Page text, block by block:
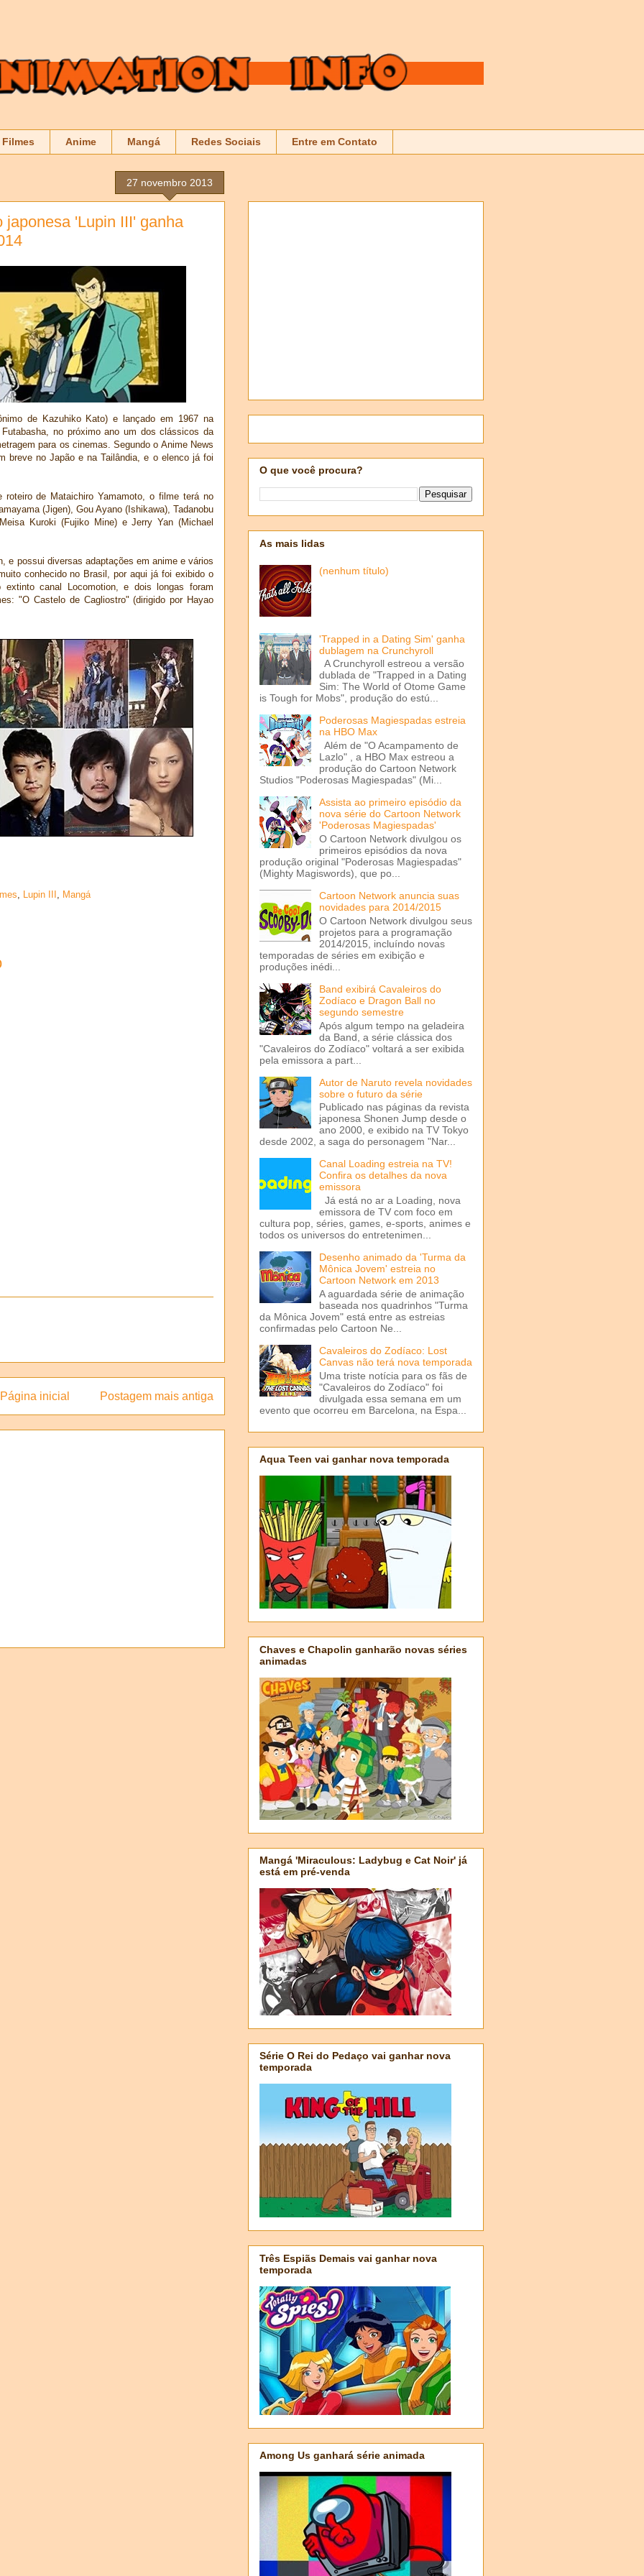
Filmes Anime Mangá Redes Sociais Entre em Contato
27 novembro 2013
japonesa 'Lupin III' ganha
de Kazuhiko Kato) e lançado em 1967 na
no próximo ano um dos clássicos da
para os cinemas. Segundo o Anime News
breve no Japão e na Tailândia, e o elenco já foi
roteiro de Mataichiro Yamamoto, o filme terá no
(Jigen), Gou Ayano (Ishikawa), Tadanobu
Kuroki (Fujiko Mine) e Jerry Yan (Michael
e possui diversas adaptações em anime e vários
conhecido no Brasil, por aqui já foi exibido o
extinto canal Locomotion, e dois longas foram
"O Castelo de Cagliostro" (dirigido por Hayao
, Lupin III , Mangá
Postagem mais antiga
Página inicial
O que você procura?
As mais lidas
(nenhum título)
'Trapped in a Dating Sim' ganha
dublagem na Crunchyroll
A Crunchyroll estreou a versão
dublada de "Trapped in a Dating
Sim: The World of Otome Game
is Tough for Mobs", produção do estú...
Poderosas Magiespadas estreia
na HBO Max
Além de "O Acampamento de
Lazlo" , a HBO Max estreou a
produção do Cartoon Network
Studios "Poderosas Magiespadas" (Mi...
Assista ao primeiro episódio da
nova série do Cartoon Network
'Poderosas Magiespadas'
O Cartoon Network divulgou os
primeiros episódios da nova
produção original "Poderosas Magiespadas"
(Mighty Magiswords), que po...
Cartoon Network anuncia suas
novidades para 2014/2015
O Cartoon Network divulgou seus
projetos para a programação
2014/2015, incluíndo novas
temporadas de séries em exibição e
produções inédi...
Band exibirá Cavaleiros do
Zodíaco e Dragon Ball no
segundo semestre
Após algum tempo na geladeira
da Band, a série clássica dos
"Cavaleiros do Zodíaco" voltará a ser exibida
pela emissora a part...
Autor de Naruto revela novidades
sobre o futuro da série
Publicado nas páginas da revista
japonesa Shonen Jump desde o
ano 2000, e exibido na TV Tokyo
desde 2002, a saga do personagem "Nar...
Canal Loading estreia na TV!
Confira os detalhes da nova
emissora
Já está no ar a Loading, nova
emissora de TV com foco em
cultura pop, séries, games, e-sports, animes e
todos os universos do entretenimen...
Desenho animado da 'Turma da
Mônica Jovem' estreia no
Cartoon Network em 2013
A aguardada série de animação
baseada nos quadrinhos "Turma
da Mônica Jovem" está entre as estreias
confirmadas pelo Cartoon Ne...
Cavaleiros do Zodíaco: Lost
Canvas não terá nova temporada
Uma triste notícia para os fãs de
"Cavaleiros do Zodíaco" foi
divulgada essa semana em um
evento que ocorreu em Barcelona, na Espa...
Aqua Teen vai ganhar nova temporada
Chaves e Chapolin ganharão novas séries
animadas
Mangá 'Miraculous: Ladybug e Cat Noir' já
está em pré-venda
Série O Rei do Pedaço vai ganhar nova
temporada
Três Espiãs Demais vai ganhar nova
temporada
Among Us ganhará série animada